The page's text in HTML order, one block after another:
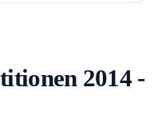
2014 -